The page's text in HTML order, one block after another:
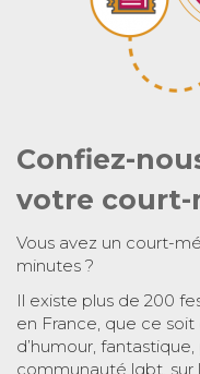
Confiez-
votre court-
Vous avez un court-
minutes ?
Il existe plus de 200
en France, que ce
d’humour,
communauté lgbt, sur